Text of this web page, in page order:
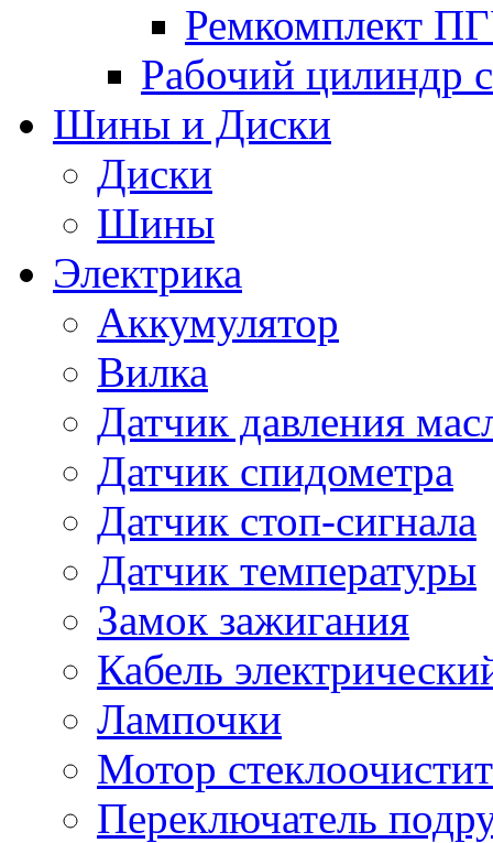
Ремкомплект
Рабочий цилиндр
Шины и Диски
Диски
Шины
Электрика
Аккумулятор
Вилка
Датчик давления
Датчик спидометра
Датчик стоп-сигнала
Датчик температуры
Замок зажигания
Кабель
Лампочки
Мотор
Переключатель